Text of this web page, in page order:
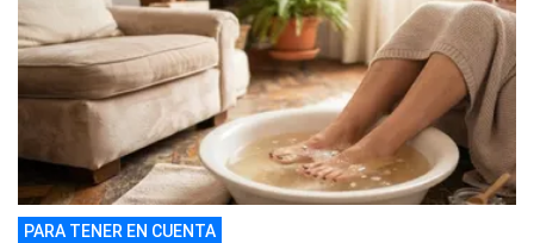
PARA TENER EN CUENTA